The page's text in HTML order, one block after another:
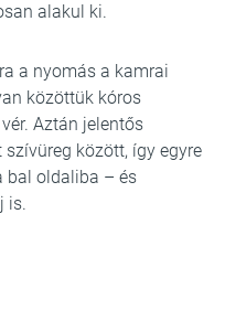
alakul ki.
a nyomás a kamrai
közöttük kóros
Aztán jelentős
között, így egyre
bal oldaliba – és
is.